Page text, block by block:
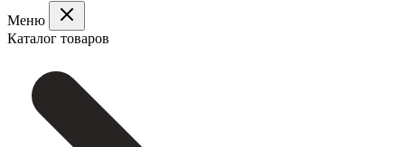
Меню
Каталог товаров